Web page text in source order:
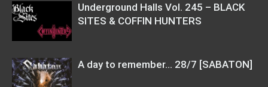
Underground Halls Vol. 245 – BLACK
SITES & COFFIN HUNTERS
Α day to remember… 28/7 [SABATON]